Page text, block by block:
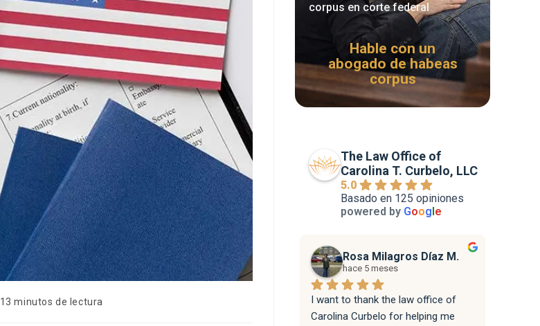
13 minutos de lectura
corpus en corte federal
Hable con un
abogado de habeas
corpus
The Law Office of
Carolina T. Curbelo, LLC
5.0
Basado en 125 opiniones
powered by Google
Rosa Milagros Díaz M.
hace 5 meses
I want to thank the law office of
Carolina Curbelo for helping me